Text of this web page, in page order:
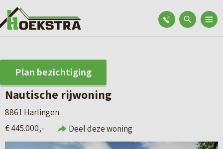
Plan bezichtiging
Nautische rijwoning
8861 Harlingen
€ 445.000,-
Deel deze woning